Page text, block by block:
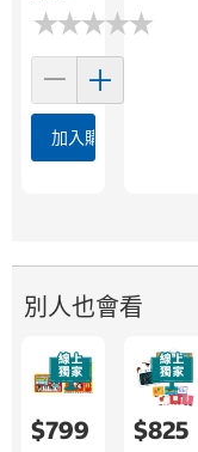
★★★★★
★★★★★
加入購物車
別人也會看
$799 $825